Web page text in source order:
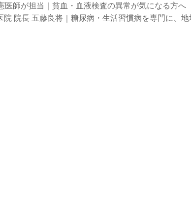
師が担当｜貧血・血液検査の異常が気になる方へ
院 院長 五藤良将｜糖尿病・生活習慣病を専門に、